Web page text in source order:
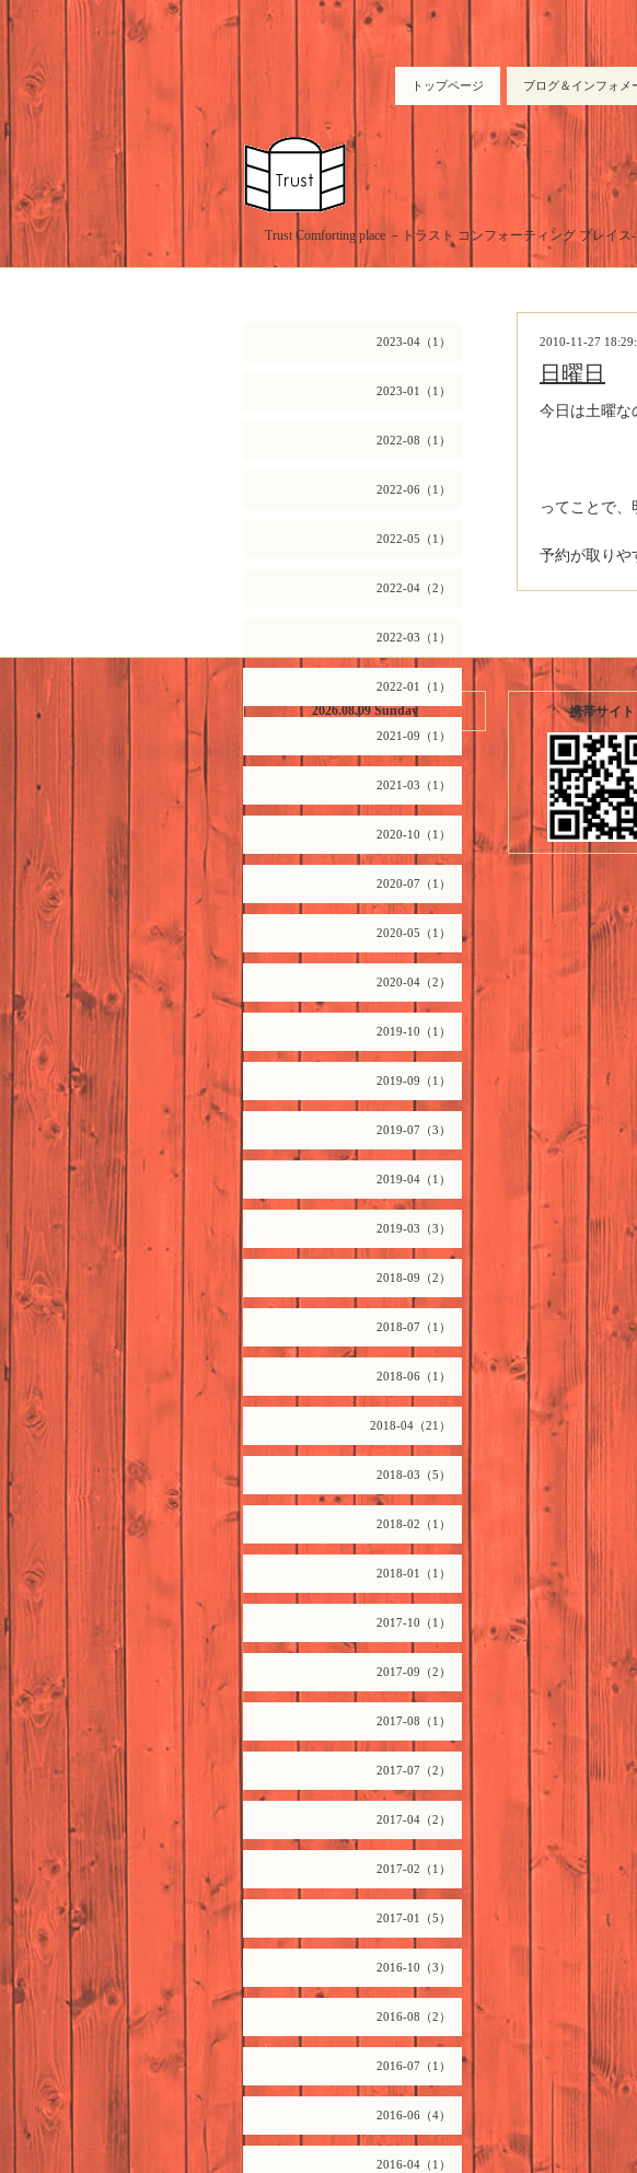
トップページ ブログ＆インフォメ
Trust Comforting place －トラスト コンフォーティング プレイス
2023-04（1）
2023-01（1）
2022-08（1）
2022-06（1）
2022-05（1）
2022-04（2）
2022-03（1）
2022-01（1）
2021-09（1）
2021-03（1）
2020-10（1）
2020-07（1）
2020-05（1）
2020-04（2）
2019-10（1）
2019-09（1）
2019-07（3）
2019-04（1）
2019-03（3）
2018-09（2）
2018-07（1）
2018-06（1）
2018-04（21）
2018-03（5）
2018-02（1）
2018-01（1）
2017-10（1）
2017-09（2）
2017-08（1）
2017-07（2）
2017-04（2）
2017-02（1）
2017-01（5）
2016-10（3）
2016-08（2）
2016-07（1）
2016-06（4）
2016-04（1）
2010-11-27
日曜日
今日は土曜な
ってことで
予約が取りや
2026.08.09 Sunday 携帯サイト